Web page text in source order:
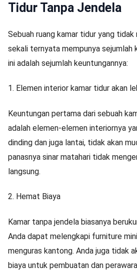
Tidur Tanpa Jendela
Sebuah ruang kamar tidur yang
sekali ternyata mempunya sejumlah
ini adalah sejumlah keuntungannya:
1. Elemen interior kamar tidur akan
Keuntungan pertama dari sebuah
adalah elemen-elemen interiornya
dinding dan juga lantai, tidak akan
panasnya sinar matahari tidak
langsung.
2. Hemat Biaya
Kamar tanpa jendela biasanya
Anda dapat melengkapi furniture
menguras kantong. Anda juga tidak
biaya untuk pembuatan dan